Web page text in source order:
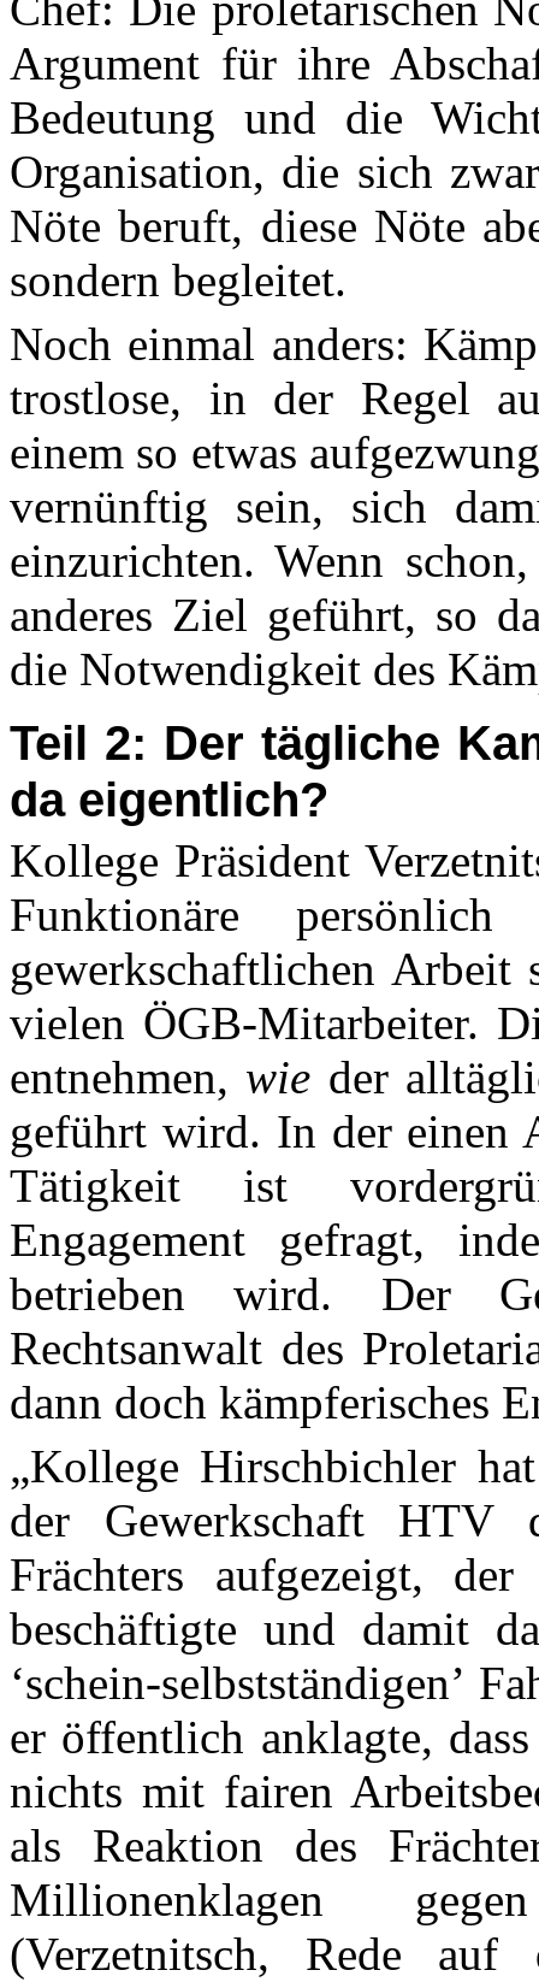
Argument für ihre
Bedeutung und die
Organisation, die sich
Nöte beruft, diese Nöte
sondern begleitet.
Noch einmal anders:
trostlose, in der Regel
einem so etwas
vernünftig sein, sich
einzurichten. Wenn
anderes Ziel geführt, so
die Notwendigkeit des
Teil 2: Der tägliche
da eigentlich?
Kollege Präsident
Funktionäre
gewerkschaftlichen Arbeit
vielen ÖGB-Mitarbeiter.
entnehmen, wie der
geführt wird. In der einen
Tätigkeit ist
Engagement gefragt,
betrieben wird. Der
Rechtsanwalt des
dann doch kämpferisches
„Kollege Hirschbichler
der Gewerkschaft HTV
Frächters aufgezeigt, der
beschäftigte und damit
‘schein-selbstständigen’
er öffentlich anklagte,
nichts mit fairen
als Reaktion des
Millionenklagen
(Verzetnitsch, Rede